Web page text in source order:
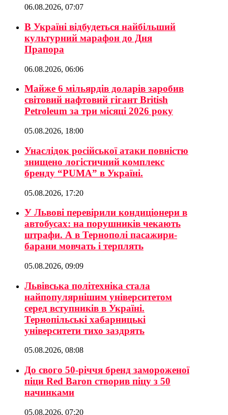
06.08.2026, 07:07
В Україні відбудеться найбільший
культурний марафон до Дня
Прапора
06.08.2026, 06:06
Майже 6 мільярдів доларів заробив
світовий нафтовий гігант British
Petroleum за три місяці 2026 року
05.08.2026, 18:00
Унаслідок російської атаки повністю
знищено логістичний комплекс
бренду “PUMA” в Україні.
05.08.2026, 17:20
У Львові перевірили кондиціонери в
автобусах: на порушників чекають
штрафи. А в Тернополі пасажири-
барани мовчать і терплять
05.08.2026, 09:09
Львівська політехніка стала
найпопулярнішим університетом
серед вступників в Україні.
Тернопільські хабарницькі
університети тихо заздрять
05.08.2026, 08:08
До свого 50-річчя бренд замороженої
піци Red Baron створив піцу з 50
начинками
05.08.2026, 07:20